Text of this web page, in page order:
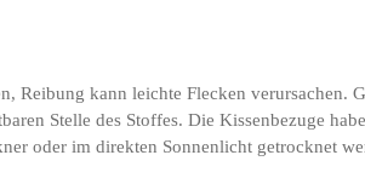
kann leichte Flecken verursachen.
Stelle des Stoffes. Die Kissenbezuge
oder im direkten Sonnenlicht getrocknet